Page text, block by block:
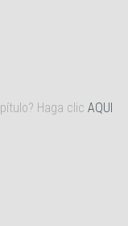
Haga clic AQUI